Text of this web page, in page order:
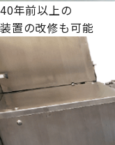
40年前以上の
装置の改修も可能